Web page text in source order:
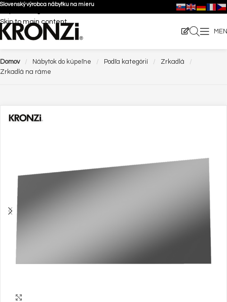
Skip to main content
Slovenský výrobca nábytku na mieru
Domov Nábytok do kúpeľne Podľa kategórií
Zrkadlá
Zrkadlá na ráme